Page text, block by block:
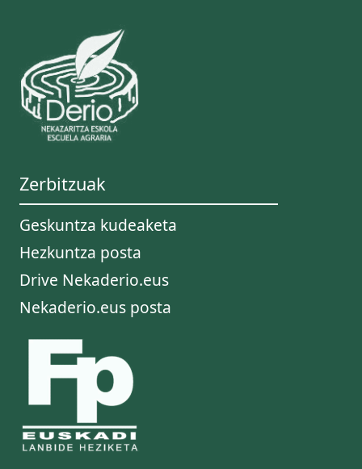
Zerbitzuak
Geskuntza kudeaketa
Hezkuntza posta
Drive Nekaderio.eus
Nekaderio.eus posta